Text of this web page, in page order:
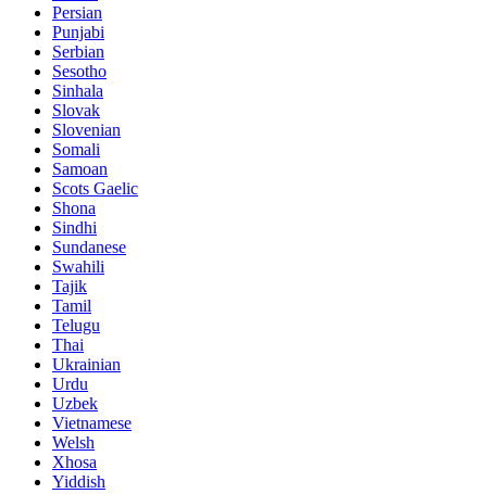
Persian
Punjabi
Serbian
Sesotho
Sinhala
Slovak
Slovenian
Somali
Samoan
Scots Gaelic
Shona
Sindhi
Sundanese
Swahili
Tajik
Tamil
Telugu
Thai
Ukrainian
Urdu
Uzbek
Vietnamese
Welsh
Xhosa
Yiddish